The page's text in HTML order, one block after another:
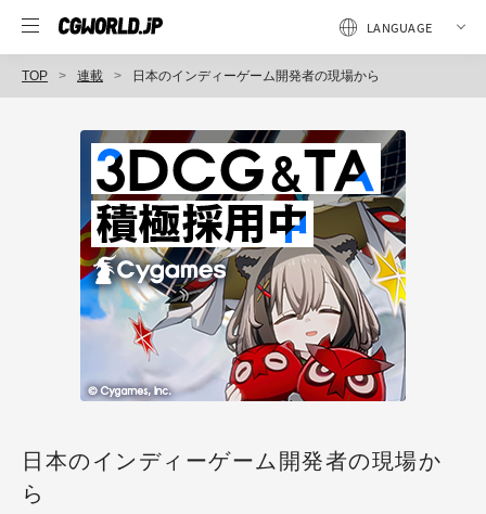
TOP 連載 日本のインディーゲーム開発者の現場から
日本のインディーゲーム開発者の現場か
ら